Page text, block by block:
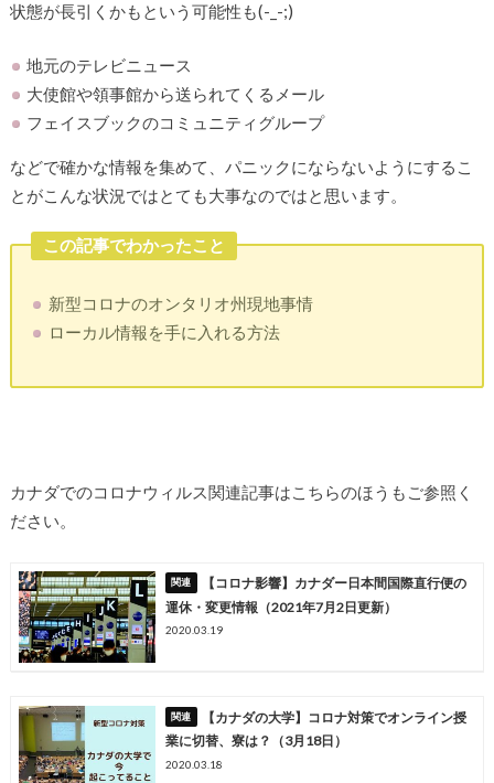
状態が長引くかもという可能性も(-_-;)
地元のテレビニュース
大使館や領事館から送られてくるメール
フェイスブックのコミュニティグループ
などで確かな情報を集めて、パニックにならないようにするこ
とがこんな状況ではとても大事なのではと思います。
この記事でわかったこと
新型コロナのオンタリオ州現地事情
ローカル情報を手に入れる方法
カナダでのコロナウィルス関連記事はこちらのほうもご参照く
ださい。
【コロナ影響】カナダー日本間国際直行便の
運休・変更情報（2021年7月2日更新）
2020.03.19
【カナダの大学】コロナ対策でオンライン授
業に切替、寮は？（3月18日）
2020.03.18